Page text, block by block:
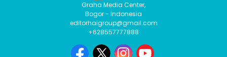
Graha Media Center,
Bogor - Indonesia
editorhaigroup@gmail.com
+628557777888